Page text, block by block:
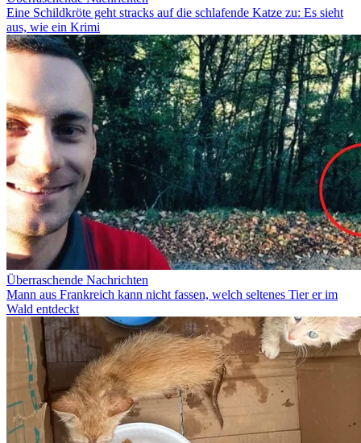
Eine Schildkröte geht stracks auf die schlafende Katze zu: Es sieht
aus, wie ein Krimi
Überraschende Nachrichten
Mann aus Frankreich kann nicht fassen, welch seltenes Tier er im
Wald entdeckt